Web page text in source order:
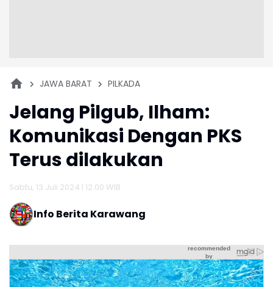
JAWA BARAT PILKADA
Jelang Pilgub, Ilham:
Komunikasi Dengan PKS
Terus dilakukan
Sabtu, 13 Juli 2024 | 12:00 WIB
Info Berita Karawang